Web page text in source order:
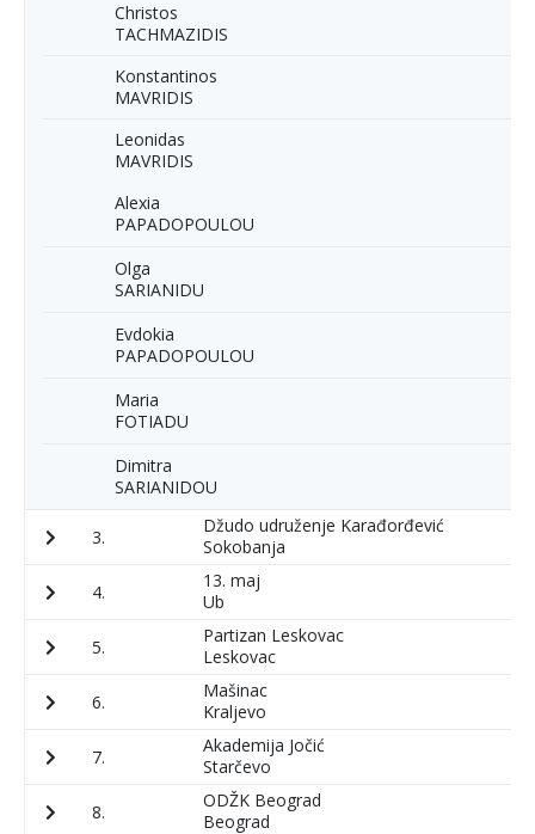
Christos
TACHMAZIDIS
Konstantinos
MAVRIDIS
Leonidas
MAVRIDIS
Alexia
PAPADOPOULOU
Olga
SARIANIDU
Evdokia
PAPADOPOULOU
Maria
FOTIADU
Dimitra
SARIANIDOU
3.
Džudo udruženje Karađorđević
Sokobanja
4.
13. maj
Ub
5.
Partizan Leskovac
Leskovac
6.
Mašinac
Kraljevo
7.
Akademija Jočić
Starčevo
8.
ODŽK Beograd
Beograd